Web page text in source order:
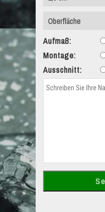
Aufmaß:
Montage:
Ausschnitt: